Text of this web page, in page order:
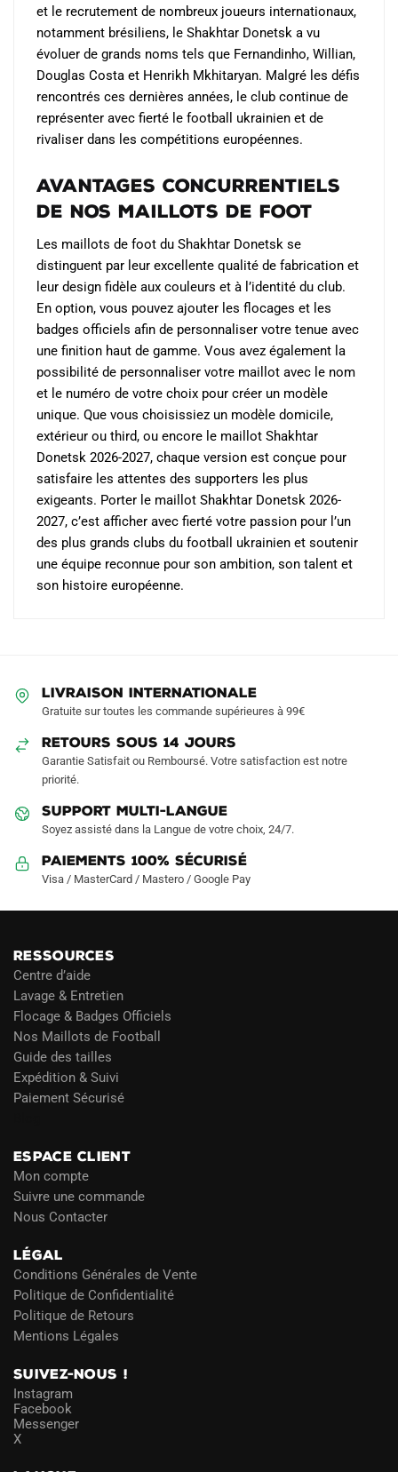
et le recrutement de nombreux joueurs internationaux,
notamment brésiliens, le Shakhtar Donetsk a vu
évoluer de grands noms tels que Fernandinho, Willian,
Douglas Costa et Henrikh Mkhitaryan. Malgré les défis
rencontrés ces dernières années, le club continue de
représenter avec fierté le football ukrainien et de
rivaliser dans les compétitions européennes.
Avantages Concurrentiels
de Nos Maillots de Foot
Les maillots de foot du Shakhtar Donetsk se
distinguent par leur excellente qualité de fabrication et
leur design fidèle aux couleurs et à l’identité du club.
En option, vous pouvez ajouter les flocages et les
badges officiels afin de personnaliser votre tenue avec
une finition haut de gamme. Vous avez également la
possibilité de personnaliser votre maillot avec le nom
et le numéro de votre choix pour créer un modèle
unique. Que vous choisissiez un modèle domicile,
extérieur ou third, ou encore le maillot Shakhtar
Donetsk 2026-2027, chaque version est conçue pour
satisfaire les attentes des supporters les plus
exigeants. Porter le maillot Shakhtar Donetsk 2026-
2027, c’est afficher avec fierté votre passion pour l’un
des plus grands clubs du football ukrainien et soutenir
une équipe reconnue pour son ambition, son talent et
son histoire européenne.
LIVRAISON INTERNATIONALE
Gratuite sur toutes les commande supérieures à 99€
RETOURS SOUS 14 JOURS
Garantie Satisfait ou Remboursé. Votre satisfaction est notre
priorité.
SUPPORT MULTI-LANGUE
Soyez assisté dans la Langue de votre choix, 24/7.
Paiements 100% Sécurisé
Visa / MasterCard / Mastero / Google Pay
RESSOURCES
Centre d’aide
Lavage & Entretien
Flocage & Badges Officiels
Nos Maillots de Football
Guide des tailles
Expédition & Suivi
Paiement Sécurisé
ESPACE CLIENT
Mon compte
Suivre une commande
Nous Contacter
LÉGAL
Conditions Générales de Vente
Politique de Confidentialité
Politique de Retours
Mentions Légales
SUIVEZ-NOUS !
Instagram
Facebook
Messenger
X